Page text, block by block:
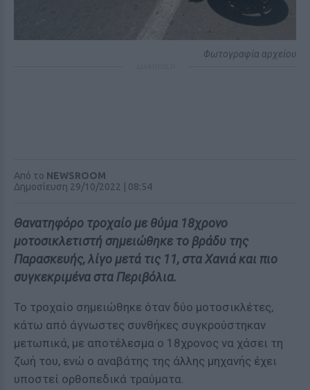
Φωτογραφία αρχείου
Από το NEWSROOM
Δημοσίευση 29/10/2022 | 08:54
Θανατηφόρο τροχαίο με θύμα 18χρονο
μοτοσικλετιστή σημειώθηκε το βράδυ της
Παρασκευής, λίγο μετά τις 11, στα Χανιά και πιο
συγκεκριμένα στα Περιβόλια.
Το τροχαίο σημειώθηκε όταν δύο μοτοσικλέτες,
κάτω από άγνωστες συνθήκες συγκρούστηκαν
μετωπικά, με αποτέλεσμα ο 18χρονος να χάσει τη
ζωή του, ενώ ο αναβάτης της άλλης μηχανής έχει
υποστεί ορθοπεδικά τραύματα.